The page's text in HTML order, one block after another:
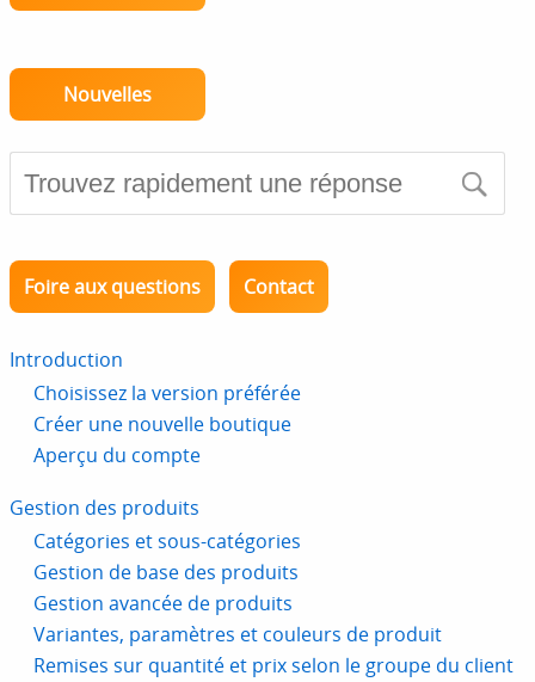
Nouvelles
Foire aux questions Contact
Introduction
Choisissez la version préférée
Créer une nouvelle boutique
Aperçu du compte
Gestion des produits
Catégories et sous-catégories
Gestion de base des produits
Gestion avancée de produits
Variantes, paramètres et couleurs de produit
Remises sur quantité et prix selon le groupe du client